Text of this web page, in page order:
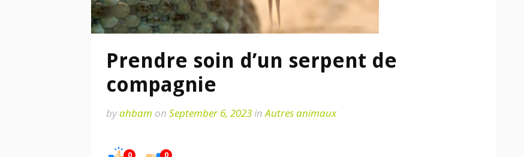
Prendre soin d’un serpent de
compagnie
byahbam on September 6, 2023inAutres animaux
0 0